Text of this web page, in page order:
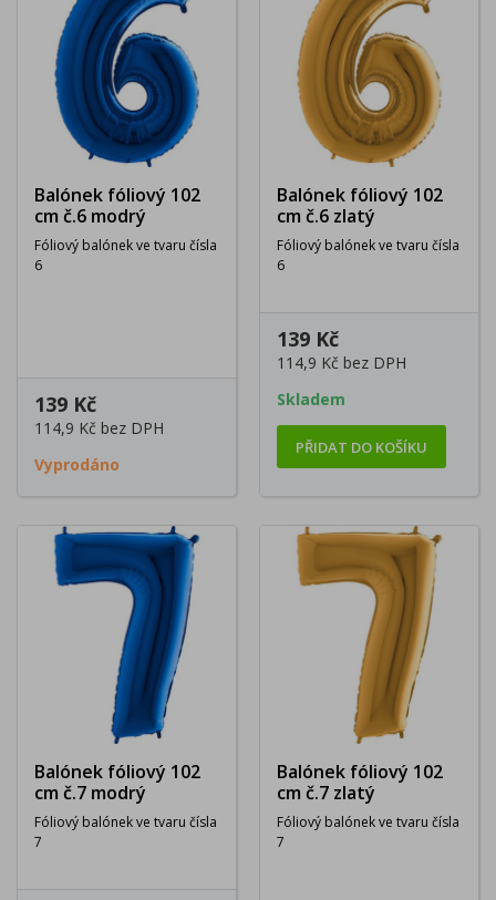
Balónek fóliový 102
cm č.6 modrý
Fóliový balónek ve tvaru čísla
6
139 Kč
114,9 Kč bez DPH
Vyprodáno
Balónek fóliový 102
cm č.6 zlatý
Fóliový balónek ve tvaru čísla
6
139 Kč
114,9 Kč bez DPH
Skladem
PŘIDAT DO KOŠÍKU
Balónek fóliový 102
cm č.7 modrý
Fóliový balónek ve tvaru čísla
7
Balónek fóliový 102
cm č.7 zlatý
Fóliový balónek ve tvaru čísla
7